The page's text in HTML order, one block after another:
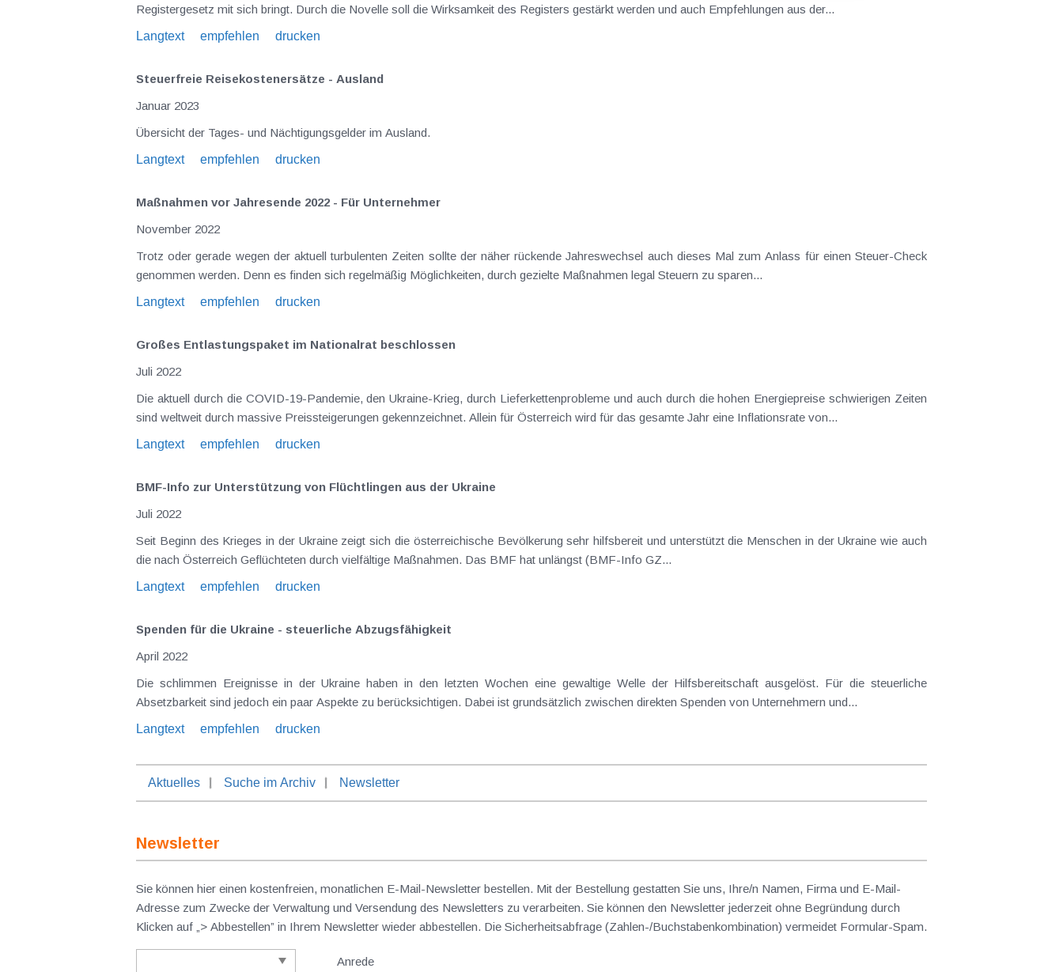
Registergesetz mit sich bringt. Durch die Novelle soll die Wirksamkeit des Registers gestärkt werden und auch Empfehlungen aus der...
Langtext
empfehlen drucken
Steuerfreie Reisekostenersätze - Ausland
Januar 2023
Übersicht der Tages- und Nächtigungsgelder im Ausland.
Langtext
empfehlen drucken
Maßnahmen vor Jahresende 2022 - Für Unternehmer
November 2022
Trotz oder gerade wegen der aktuell turbulenten Zeiten sollte der näher rückende Jahreswechsel auch dieses Mal zum Anlass für einen Steuer-Check
genommen werden. Denn es finden sich regelmäßig Möglichkeiten, durch gezielte Maßnahmen legal Steuern zu sparen...
Langtext
empfehlen drucken
Großes Entlastungspaket im Nationalrat beschlossen
Juli 2022
Die aktuell durch die COVID-19-Pandemie, den Ukraine-Krieg, durch Lieferkettenprobleme und auch durch die hohen Energiepreise schwierigen Zeiten
sind weltweit durch massive Preissteigerungen gekennzeichnet. Allein für Österreich wird für das gesamte Jahr eine Inflationsrate von...
Langtext
empfehlen drucken
BMF-Info zur Unterstützung von Flüchtlingen aus der Ukraine
Juli 2022
Seit Beginn des Krieges in der Ukraine zeigt sich die österreichische Bevölkerung sehr hilfsbereit und unterstützt die Menschen in der Ukraine wie auch
die nach Österreich Geflüchteten durch vielfältige Maßnahmen. Das BMF hat unlängst (BMF-Info GZ...
Langtext
empfehlen drucken
Spenden für die Ukraine - steuerliche Abzugsfähigkeit
April 2022
Die schlimmen Ereignisse in der Ukraine haben in den letzten Wochen eine gewaltige Welle der Hilfsbereitschaft ausgelöst. Für die steuerliche
Absetzbarkeit sind jedoch ein paar Aspekte zu berücksichtigen. Dabei ist grundsätzlich zwischen direkten Spenden von Unternehmern und...
Langtext
empfehlen drucken
Aktuelles Suche im Archiv Newsletter
Newsletter
Sie können hier einen kostenfreien, monatlichen E-Mail-Newsletter bestellen. Mit der Bestellung gestatten Sie uns, Ihre/n Namen, Firma und E-Mail-
Adresse zum Zwecke der Verwaltung und Versendung des Newsletters zu verarbeiten. Sie können den Newsletter jederzeit ohne Begründung durch
Klicken auf „> Abbestellen” in Ihrem Newsletter wieder abbestellen. Die Sicherheitsabfrage (Zahlen-/Buchstabenkombination) vermeidet Formular-Spam.
Anrede